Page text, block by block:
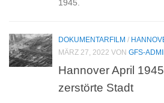
1945.
DOKUMENTARFILM /
MÄRZ 27, 2022 VON GFS-
Hannover April
zerstörte Stadt